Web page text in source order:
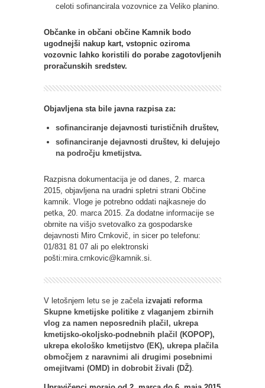
celoti sofinancirala vozovnice za Veliko planino.
Občanke in občani občine Kamnik bodo
ugodnejši nakup kart, vstopnic oziroma
vozovnic lahko koristili do porabe zagotovljenih
proračunskih sredstev.
Objavljena sta bile javna razpisa za:
sofinanciranje dejavnosti turističnih društev,
sofinanciranje dejavnosti društev, ki delujejo
na področju kmetijstva.
Razpisna dokumentacija je od danes, 2. marca
2015, objavljena na uradni spletni strani Občine
kamnik. Vloge je potrebno oddati najkasneje do
petka, 20. marca 2015. Za dodatne informacije se
obrnite na višjo svetovalko za gospodarske
dejavnosti Miro Crnkovič, in sicer po telefonu:
01/831 81 07 ali po elektronski
pošti:mira.crnkovic@kamnik.si.
V letošnjem letu se je začela izvajati reforma
Skupne kmetijske politike z vlaganjem zbirnih
vlog za namen neposrednih plačil, ukrepa
kmetijsko-okoljsko-podnebnih plačil (KOPOP),
ukrepa ekološko kmetijstvo (EK), ukrepa plačila
območjem z naravnimi ali drugimi posebnimi
omejitvami (OMD) in dobrobit živali (DŽ)